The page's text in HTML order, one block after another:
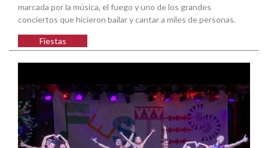
marcada por la música, el fuego y uno de los grandes
conciertos que hicieron bailar y cantar a miles de personas.
Fiestas